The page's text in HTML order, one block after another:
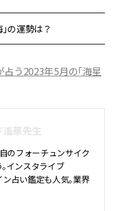
の運勢は？
占う2023年5月の「海星
華先生
のフォーチュンサイク
インスタライブ
ン占い鑑定も人気。業界